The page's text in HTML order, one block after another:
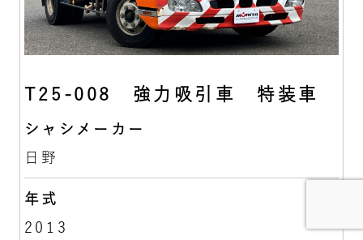
T25-008 強力吸引車 特装車
シャシメーカー
日野
年式
2013